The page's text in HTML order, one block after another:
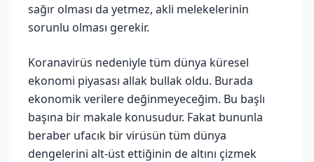
sağır olması da yetmez, akli melekelerinin
sorunlu olması gerekir.
Koranavirüs nedeniyle tüm dünya küresel
ekonomi piyasası allak bullak oldu. Burada
ekonomik verilere değinmeyeceğim. Bu başlı
başına bir makale konusudur. Fakat bununla
beraber ufacık bir virüsün tüm dünya
dengelerini alt-üst ettiğinin de altını çizmek